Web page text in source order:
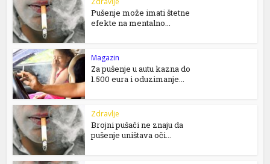
Pušenje može imati štetne
efekte na mentalno...
Magazin
Za pušenje u autu kazna do
1.500 eura i oduzimanje...
Zdravlje
Brojni pušači ne znaju da
pušenje uništava oči...